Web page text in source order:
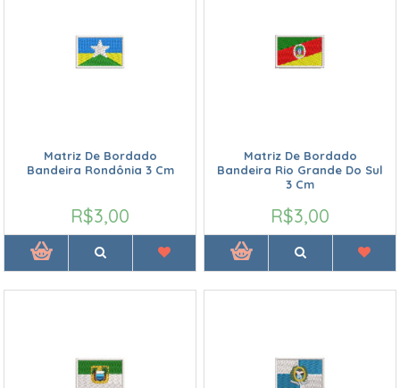
Matriz De Bordado
Bandeira Rondônia 3 Cm
R$3,00
Matriz De Bordado
Bandeira Rio Grande Do Sul
3 Cm
R$3,00